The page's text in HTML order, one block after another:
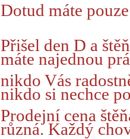
Dotud máte
Přišel den D a
máte najednou
nikdo Vás
nikdo si nechce
Prodejní cena
různá. Každý